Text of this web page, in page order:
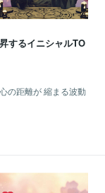
するイニシャルTO
の距離が 縮まる波動